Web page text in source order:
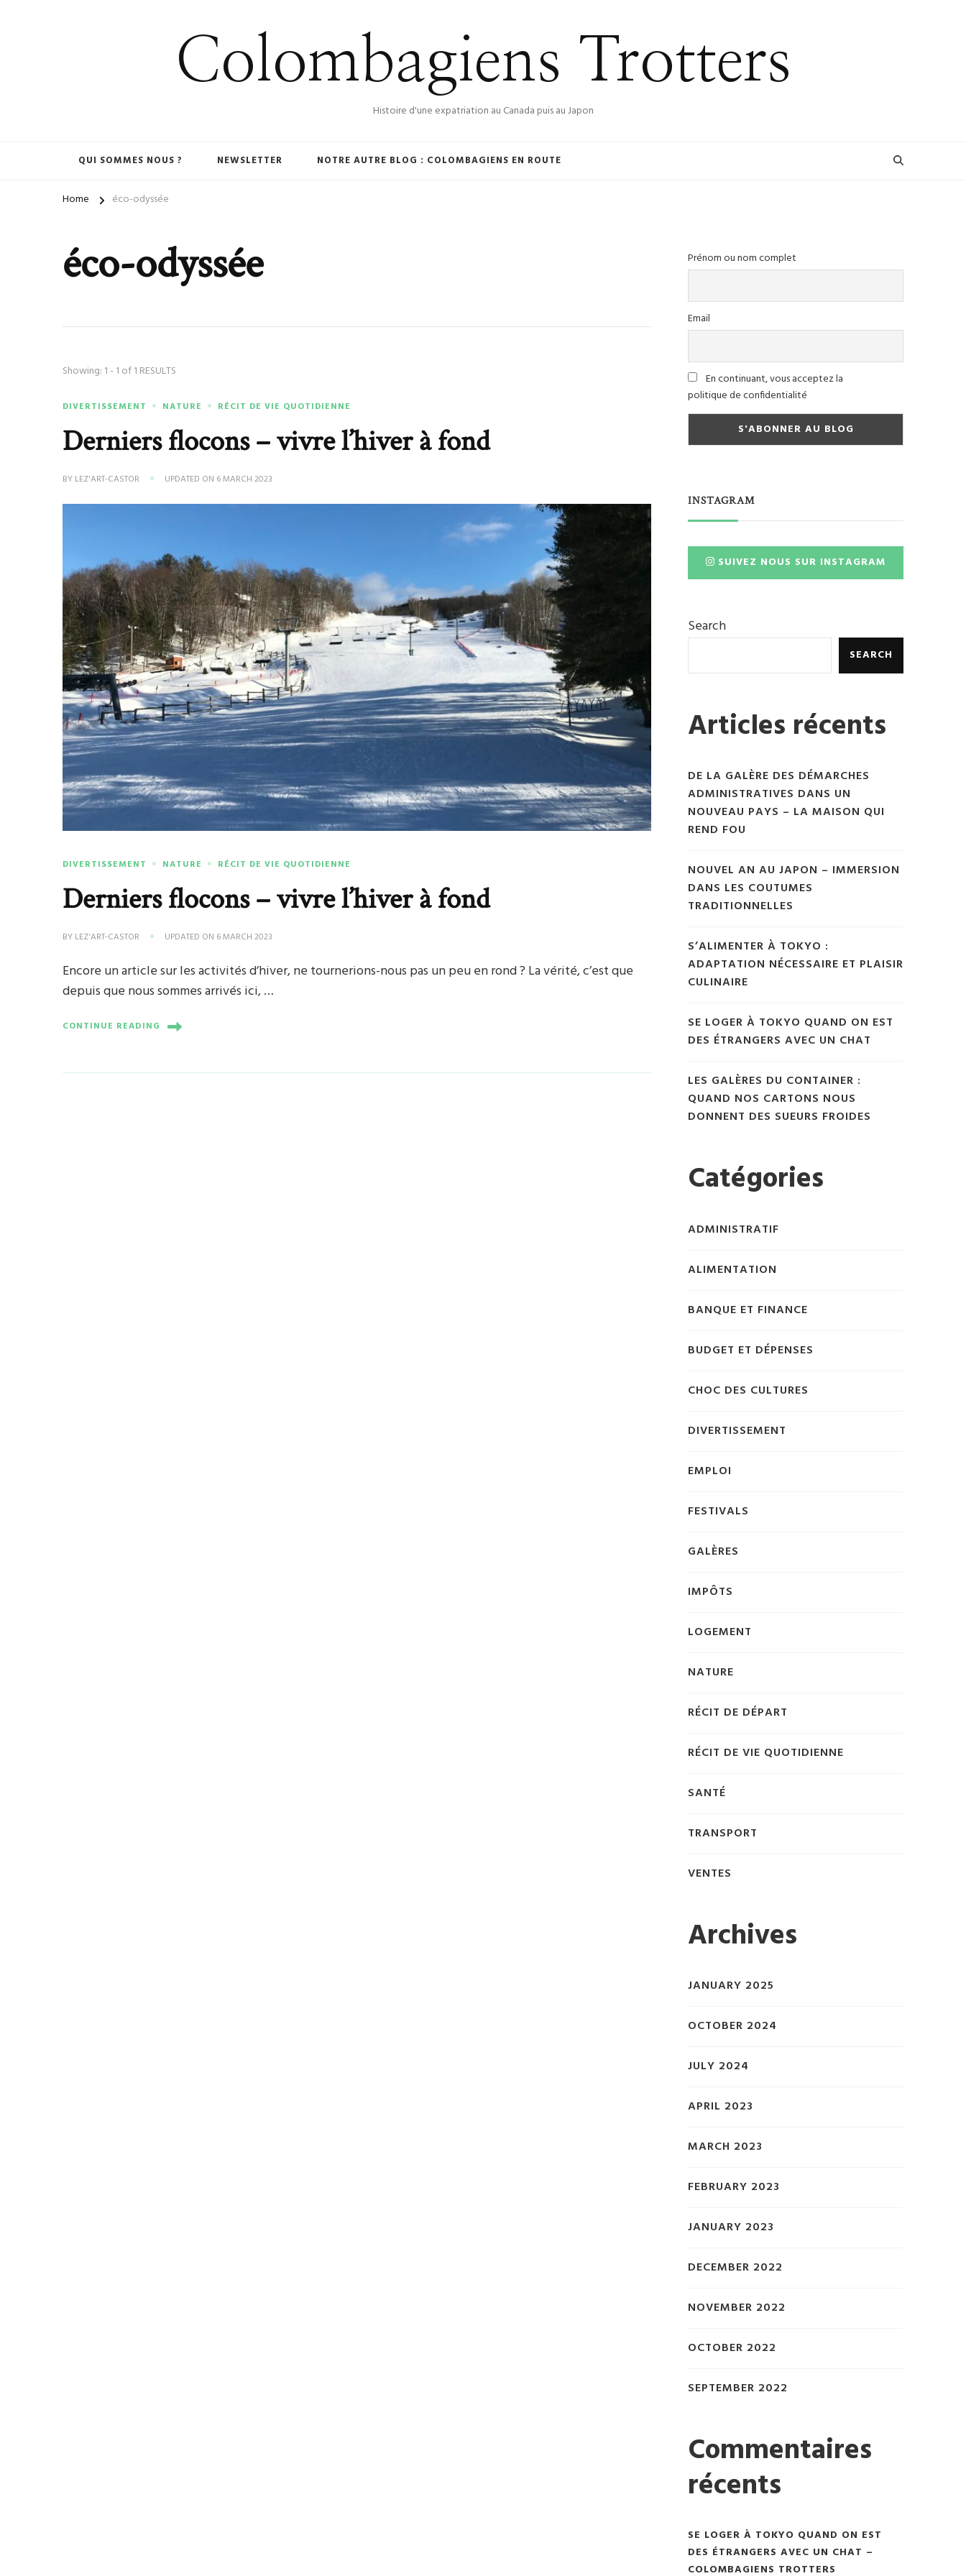
Colombagiens Trotters
Histoire d'une expatriation au Canada puis au Japon
QUI SOMMES NOUS ? NEWSLETTER NOTRE AUTRE BLOG : COLOMBAGIENS EN ROUTE
Home éco-odyssée
éco-odyssée
Showing: 1 - 1 of 1 RESULTS
DIVERTISSEMENT NATURE RÉCIT DE VIE QUOTIDIENNE
Derniers flocons – vivre l’hiver à fond
BY LEZ'ART-CASTOR UPDATED ON 6 MARCH 2023
DIVERTISSEMENT NATURE RÉCIT DE VIE QUOTIDIENNE
Derniers flocons – vivre l’hiver à fond
BY LEZ'ART-CASTOR UPDATED ON 6 MARCH 2023
Encore un article sur les activités d’hiver, ne tournerions-nous pas un peu en rond ? La vérité, c’est que
depuis que nous sommes arrivés ici, …
CONTINUE READING
Prénom ou nom complet
Email
En continuant, vous acceptez la
politique de confidentialité
INSTAGRAM
SUIVEZ NOUS SUR INSTAGRAM
Search
SEARCH
Articles récents
DE LA GALÈRE DES DÉMARCHES
ADMINISTRATIVES DANS UN
NOUVEAU PAYS – LA MAISON QUI
REND FOU
NOUVEL AN AU JAPON – IMMERSION
DANS LES COUTUMES
TRADITIONNELLES
S’ALIMENTER À TOKYO :
ADAPTATION NÉCESSAIRE ET PLAISIR
CULINAIRE
SE LOGER À TOKYO QUAND ON EST
DES ÉTRANGERS AVEC UN CHAT
LES GALÈRES DU CONTAINER :
QUAND NOS CARTONS NOUS
DONNENT DES SUEURS FROIDES
Catégories
ADMINISTRATIF
ALIMENTATION
BANQUE ET FINANCE
BUDGET ET DÉPENSES
CHOC DES CULTURES
DIVERTISSEMENT
EMPLOI
FESTIVALS
GALÈRES
IMPÔTS
LOGEMENT
NATURE
RÉCIT DE DÉPART
RÉCIT DE VIE QUOTIDIENNE
SANTÉ
TRANSPORT
VENTES
Archives
JANUARY 2025
OCTOBER 2024
JULY 2024
APRIL 2023
MARCH 2023
FEBRUARY 2023
JANUARY 2023
DECEMBER 2022
NOVEMBER 2022
OCTOBER 2022
SEPTEMBER 2022
Commentaires
récents
SE LOGER À TOKYO QUAND ON EST
DES ÉTRANGERS AVEC UN CHAT –
COLOMBAGIENS TROTTERS